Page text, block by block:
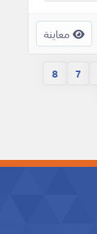
معاينة
7
8